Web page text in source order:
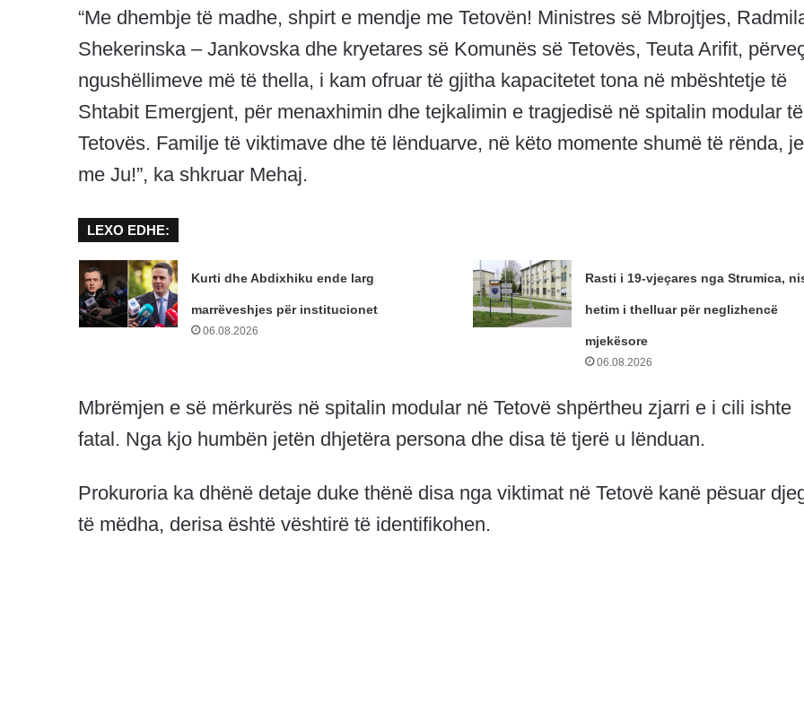
“Me dhembje të madhe, shpirt e mendje me Tetovën! Ministres së Mbrojtjes,
Shekerinska – Jankovska dhe kryetares së Komunës së Tetovës, Teuta Arifit,
ngushëllimeve më të thella, i kam ofruar të gjitha kapacitetet tona në mbështetje të
Shtabit Emergjent, për menaxhimin dhe tejkalimin e tragjedisë në spitalin modular të
Tetovës. Familje të viktimave dhe të lënduarve, në këto momente shumë të rënda,
me Ju!”, ka shkruar Mehaj.
LEXO EDHE:
Kurti dhe Abdixhiku ende larg
marrëveshjes për institucionet
06.08.2026
Rasti i 19-vjeçares nga Strumica,
hetim i thelluar për neglizhencë
mjekësore
06.08.2026
Mbrëmjen e së mërkurës në spitalin modular në Tetovë shpërtheu zjarri e i cili ishte
fatal. Nga kjo humbën jetën dhjetëra persona dhe disa të tjerë u lënduan.
Prokuroria ka dhënë detaje duke thënë disa nga viktimat në Tetovë kanë pësuar
të mëdha, derisa është vështirë të identifikohen.